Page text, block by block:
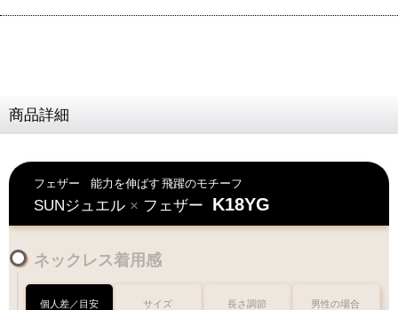
商品詳細
フェザー 能力を伸ばす 飛躍のモチーフ
SUNジュエル × フェザー K18YG
ネックレス着用感
個人差／目安 サイズ 長さ調節 男性の場合